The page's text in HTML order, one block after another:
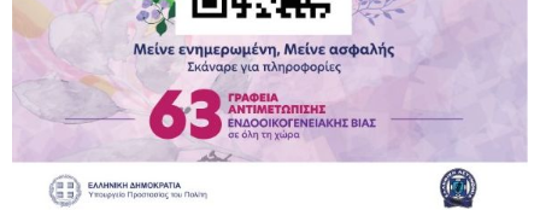
Παραμένουμε Προσεκτικοί
Καλούμε Άμεσα την Πυροσβεστική στο 199 ή στο 112